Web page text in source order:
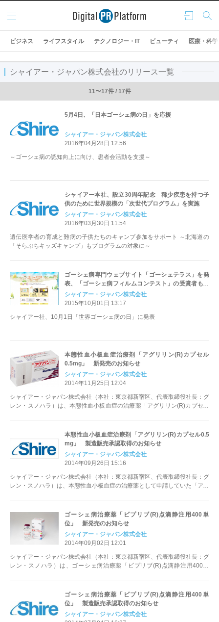
ログ
イン
検索
メニ
ュー
ビジネス ライフスタイル テクノロジー・IT ビューティ 医療・科学
シャイアー・ジャパン株式会社のリリース一覧
11〜17件 / 17件
5月4日、「日本ゴーシェ病の日」を応援
シャイアー・ジャパン株式会社
2016年04月28日 12:56
～ゴーシェ病の認知向上に向け、患者会活動を支援～
シャイアー本社、設立30周年記念 稀少疾患を持つ子
供のために世界規模の「次世代プログラム」を実施
シャイアー・ジャパン株式会社
2016年03月30日 11:54
遺伝医学者の育成と難病の子供たちのキャンプ参加をサポート ～北海道の
「そらぷちキッズキャンプ」もプログラムの対象に～
ゴーシェ病専門ウェブサイト「ゴーシェテラス」を発
表、「ゴーシェ病フィルムコンテスト」の受賞者も決
定
シャイアー・ジャパン株式会社
2015年10月01日 13:17
シャイアー社、10月1日「世界ゴーシェ病の日」に発表
本態性血小板血症治療剤「アグリリン(R)カプセル
0.5mg」 新発売のお知らせ
シャイアー・ジャパン株式会社
2014年11月25日 12:04
シャイアー・ジャパン株式会社（本社：東京都新宿区、代表取締役社長：グ
レン・スノハラ）は、本態性血小板血症の治療薬「アグリリン(R)カプセル
本態性血小板血症治療剤「アグリリン(R)カプセル0.5
mg」 製造販売承認取得のお知らせ
シャイアー・ジャパン株式会社
2014年09月26日 15:16
シャイアー・ジャパン株式会社（本社：東京都新宿区、代表取締役社長：グ
レン・スノハラ）は、本態性血小板血症の治療薬として申請していた「アグ
ゴーシェ病治療薬「ビプリブ(R)点滴静注用400単
位」 新発売のお知らせ
シャイアー・ジャパン株式会社
2014年09月02日 12:01
シャイアー・ジャパン株式会社（本社：東京都新宿区、代表取締役社長：グ
レン・スノハラ）は、ゴーシェ病治療薬「ビプリブ(R)点滴静注用400単
ゴーシェ病治療薬「ビプリブ(R)点滴静注用400単
位」 製造販売承認取得のお知らせ
シャイアー・ジャパン株式会社